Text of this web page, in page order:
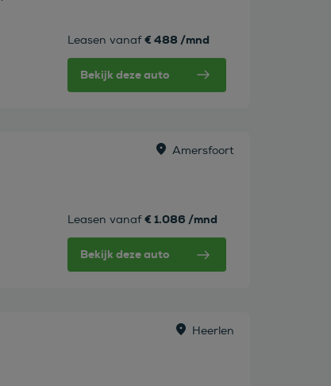
Leasen vanaf € 488 /mnd
Bekijk deze auto
Amersfoort
Leasen vanaf € 1.086 /mnd
Bekijk deze auto
Heerlen